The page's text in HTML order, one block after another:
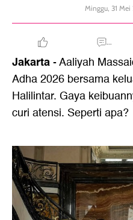
Minggu, 31
...
Jakarta- Aaliyah
Adha 2026 bersama
Halilintar. Gaya
curi atensi. Seperti apa?